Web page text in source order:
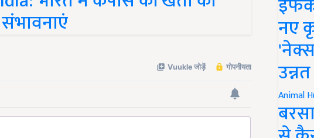
नए
Animal